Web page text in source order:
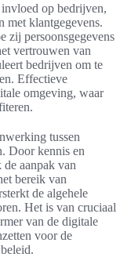
op bedrijven,
met klantgegevens.
zij persoonsgegevens
vertrouwen van
bedrijven om te
Effectieve
omgeving, waar
tussen
Door kennis en
aanpak van
bereik van
de algehele
Het is van cruciaal
van de digitale
voor de